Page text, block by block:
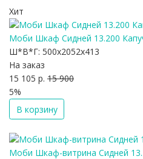
Хит
Моби Шкаф Сидней 13.200
Ш*В*Г: 500x2052x413
На заказ
15 105 р. 15 900
5%
В корзину
Моби Шкаф-витрина Сидней